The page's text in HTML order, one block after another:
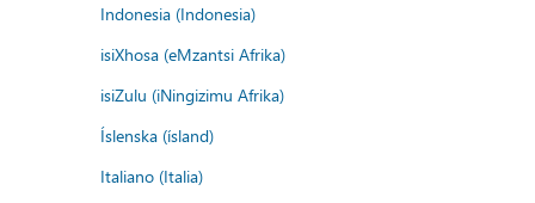
Indonesia (Indonesia)
isiXhosa (eMzantsi Afrika)
isiZulu (iNingizimu Afrika)
Íslenska (ísland)
Italiano (Italia)